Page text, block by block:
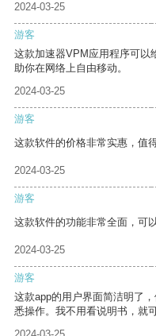
2024-03-25
游客
这款加速器VPM应用程序可以
助你在网络上自由移动。
2024-03-25
游客
这款软件的价格非常实惠，值得
2024-03-25
游客
这款软件的功能非常全面，可
2024-03-25
游客
这款app的用户界面简洁明了
悉操作。我不用看说明书，就